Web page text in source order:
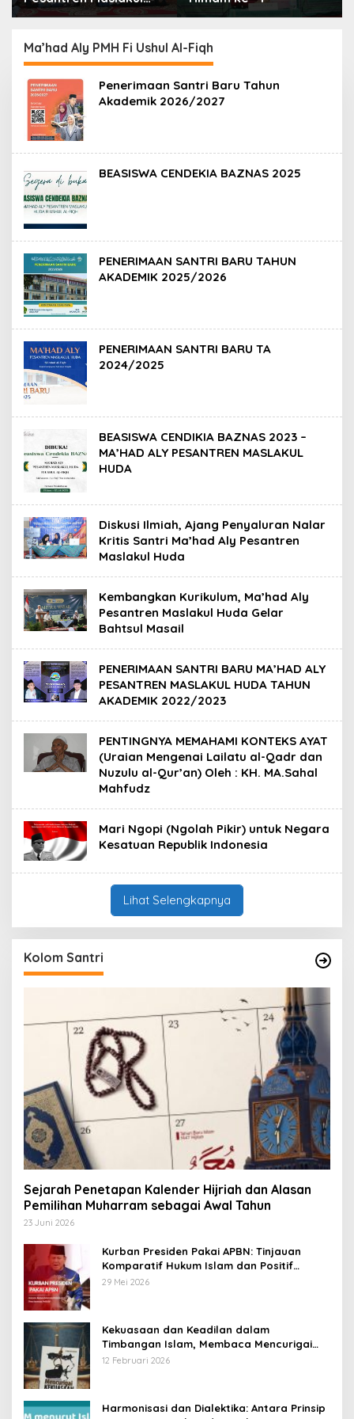
Huda fi Ushul al-Fiqh
Sejarah, Menjangkau
Peradaban”
Ma’had Aly PMH Fi Ushul Al-Fiqh
Penerimaan Santri Baru Tahun
Akademik 2026/2027
BEASISWA CENDEKIA BAZNAS 2025
PENERIMAAN SANTRI BARU TAHUN
AKADEMIK 2025/2026
PENERIMAAN SANTRI BARU TA
2024/2025
BEASISWA CENDIKIA BAZNAS 2023 –
MA’HAD ALY PESANTREN MASLAKUL
HUDA
Diskusi Ilmiah, Ajang Penyaluran Nalar
Kritis Santri Ma’had Aly Pesantren
Maslakul Huda
Kembangkan Kurikulum, Ma’had Aly
Pesantren Maslakul Huda Gelar
Bahtsul Masail
PENERIMAAN SANTRI BARU MA’HAD ALY
PESANTREN MASLAKUL HUDA TAHUN
AKADEMIK 2022/2023
PENTINGNYA MEMAHAMI KONTEKS AYAT
(Uraian Mengenai Lailatu al-Qadr dan
Nuzulu al-Qur’an) Oleh : KH. MA.Sahal
Mahfudz
Mari Ngopi (Ngolah Pikir) untuk Negara
Kesatuan Republik Indonesia
Lihat Selengkapnya
Kolom Santri
Sejarah Penetapan Kalender Hijriah dan Alasan
Pemilihan Muharram sebagai Awal Tahun
23 Juni 2026
Kurban Presiden Pakai APBN: Tinjauan
Komparatif Hukum Islam dan Positif
Negara
29 Mei 2026
Kekuasaan dan Keadilan dalam
Timbangan Islam, Membaca Mencurigai
Kekuasaan Karya Fitron Nur Iksan
12 Februari 2026
Harmonisasi dan Dialektika: Antara Prinsip